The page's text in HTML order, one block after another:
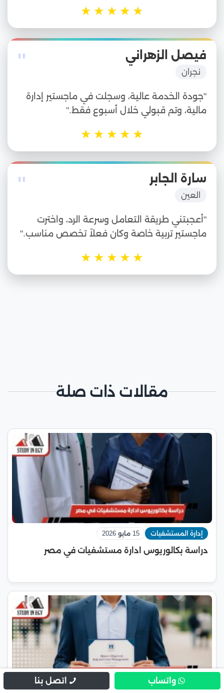
★
★
★
★
★
" فيصل الزهراني
نجران
"جودة الخدمة عالية، وسجلت في ماجستير إدارة
مالية، وتم قبولي خلال أسبوع فقط."
★
★
★
★
★
" سارة الجابر
العين
"أعجبتني طريقة التعامل وسرعة الرد، واخترت
ماجستير تربية خاصة وكان فعلاً تخصص مناسب."
★
★
★
★
★
مقالات ذات صلة
إدارة المستشفيات 15 مايو 2026
دراسة بكالوريوس ادارة مستشفيات في مصر
واتساب اتصل بنا